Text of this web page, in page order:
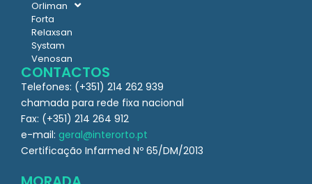
Orliman
Forta
Relaxsan
Systam
Venosan
CONTACTOS
Telefones: (+351) 214 262 939
chamada para rede fixa nacional
Fax: (+351) 214 264 912
e-mail: geral@interorto.pt
Certificação Infarmed Nº 65/DM/2013